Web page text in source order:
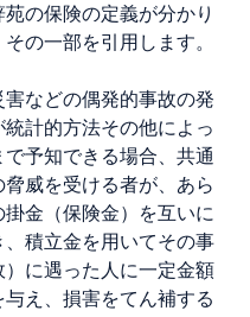
の保険の定義が分かり
の一部を引用します。
害などの偶発的事故の発
計的方法その他によっ
予知できる場合、共通
威を受ける者が、あら
金（保険金）を互いに
積立金を用いてその事
に遇った人に一定金額
与え、損害をてん補する